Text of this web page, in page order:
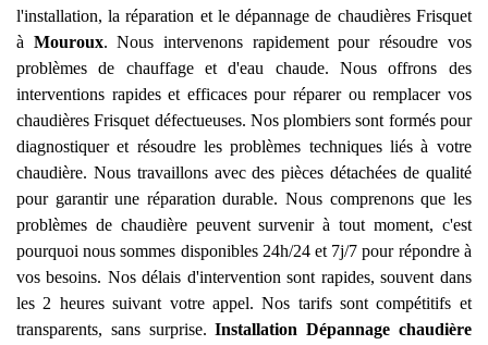
l'installation, la réparation et le dépannage de chaudières Frisquet
à Mouroux. Nous intervenons rapidement pour résoudre vos
problèmes de chauffage et d'eau chaude. Nous offrons des
interventions rapides et efficaces pour réparer ou remplacer vos
chaudières Frisquet défectueuses. Nos plombiers sont formés pour
diagnostiquer et résoudre les problèmes techniques liés à votre
chaudière. Nous travaillons avec des pièces détachées de qualité
pour garantir une réparation durable. Nous comprenons que les
problèmes de chaudière peuvent survenir à tout moment, c'est
pourquoi nous sommes disponibles 24h/24 et 7j/7 pour répondre à
vos besoins. Nos délais d'intervention sont rapides, souvent dans
les 2 heures suivant votre appel. Nos tarifs sont compétitifs et
transparents, sans surprise.Installation Dépannage chaudière